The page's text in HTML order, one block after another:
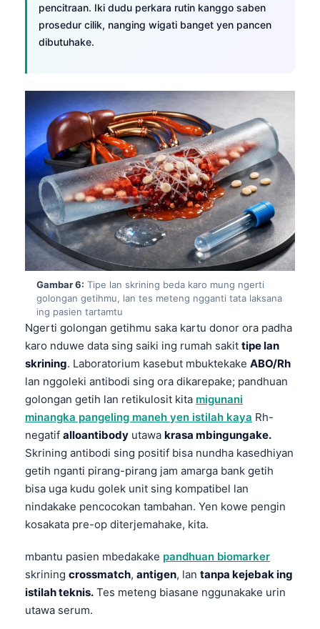
pencitraan. Iki dudu perkara rutin kanggo saben
prosedur cilik, nanging wigati banget yen pancen
dibutuhake.
Gambar 6: Tipe lan skrining beda karo mung ngerti
golongan getihmu, lan tes meteng ngganti tata laksana
ing pasien tartamtu
Ngerti golongan getihmu saka kartu donor ora padha
karo nduwe data sing saiki ing rumah sakit tipe lan
skrining. Laboratorium kasebut mbuktekake ABO/Rh
lan nggoleki antibodi sing ora dikarepake; pandhuan
golongan getih lan retikulosit kita migunani
minangka pangeling maneh yen istilah kaya Rh-
negatif alloantibody utawa krasa mbingungake.
Skrining antibodi sing positif bisa nundha kasedhiyan
getih nganti pirang-pirang jam amarga bank getih
bisa uga kudu golek unit sing kompatibel lan
nindakake pencocokan tambahan. Yen kowe pengin
kosakata pre-op diterjemahake, kita.
mbantu pasien mbedakake pandhuan biomarker
skrining crossmatch, antigen, lan tanpa kejebak ing
istilah teknis. Tes meteng biasane nggunakake urin
utawa serum.
ไทย
ဗမာစာ
ភាសាខ្មែរ
አማርኛ
Українська
O‘zbekcha
Català
Қазақ тілі
Suomi
Hrvatski
Slovenčina
كوردی‎
پښتو
سنڌي
සිංහල
অসমীয়া
Galego
Latviešu valoda
Македонски јазик
Euskara
Gàidhlig
Occitan
Afrikaans
Монгол